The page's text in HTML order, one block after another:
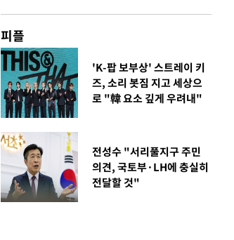
피플
'K-팝 보부상' 스트레이 키
즈, 소리 봇짐 지고 세상으
로 "韓 요소 깊게 우려내"
전성수 "서리풀지구 주민
의견, 국토부·LH에 충실히
전달할 것"